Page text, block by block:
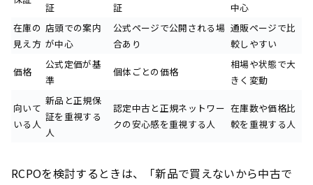
証 証
中心
在庫の
見え方
店頭での案内
が中心
公式ページで公開される場
合あり
通販ページで比
較しやすい
価格
公式定価が基
準
個体ごとの価格
相場や状態で大
きく変動
向いて
いる人
新品と正規保
証を重視する
人
認定中古と正規ネットワー
クの安心感を重視する人
在庫数や価格比
較を重視する人
RCPOを検討するときは、「新品で買えないから中古で